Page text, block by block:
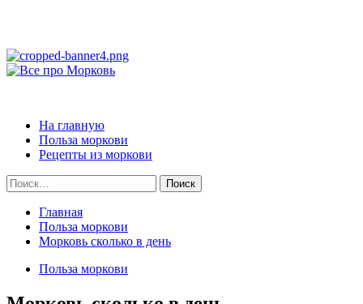
Основное
На главную
Польза моркови
Рецепты из моркови
Найти:
Главная
Польза моркови
Морковь сколько в день
Польза моркови